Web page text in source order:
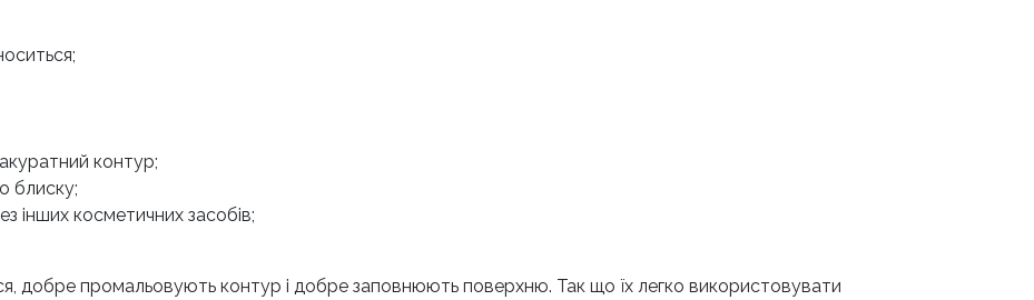
контур;
блиску;
інших косметичних засобів;
добре промальовують контур і добре заповнюють поверхню. Так що їх легко використовувати